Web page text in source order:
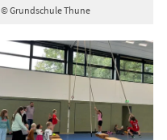
© Grundschule Thune